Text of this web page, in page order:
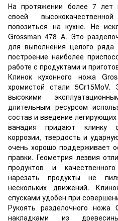
На протяжении более 7 лет
своей
повозиться на кухне. Не
Grossman 478 А. Это
для выполнения целого
построение наиболее
работе с продуктами и
Клинок кухонного ножа
хромистой стали
высокими
длительным ресурсом
состав и введение
ванадия придают клинку
коррозии, твердость и
очень хорошо поддерживает
правки. Геометрия лезвия
продуктов и
нарезать продукты не
нескольких движений.
спусками удобен при
Рукоять разделочного ножа
накладками из